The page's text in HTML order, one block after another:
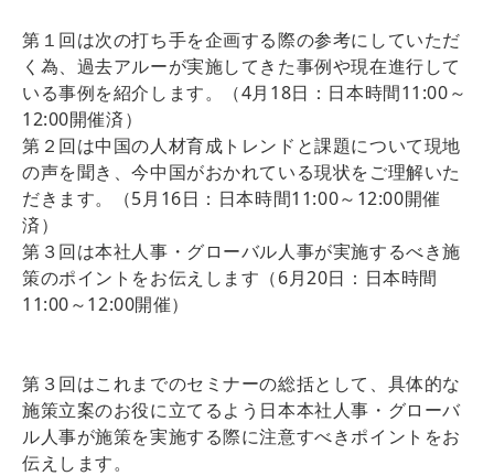
第１回は次の打ち手を企画する際の参考にしていただ
く為、過去アルーが実施してきた事例や現在進行して
いる事例を紹介します。（4月18日：日本時間11:00～
12:00開催済）
第２回は中国の人材育成トレンドと課題について現地
の声を聞き、今中国がおかれている現状をご理解いた
だきます。（5月16日：日本時間11:00～12:00開催
済）
第３回は本社人事・グローバル人事が実施するべき施
策のポイントをお伝えします（6月20日：日本時間
11:00～12:00開催）
第３回はこれまでのセミナーの総括として、具体的な
施策立案のお役に立てるよう日本本社人事・グローバ
ル人事が施策を実施する際に注意すべきポイントをお
伝えします。